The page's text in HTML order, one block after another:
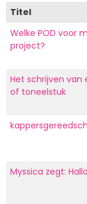
Titel
Welke POD voor
project?
Het schrijven van
of toneelstuk
Myssica zegt: Hallo